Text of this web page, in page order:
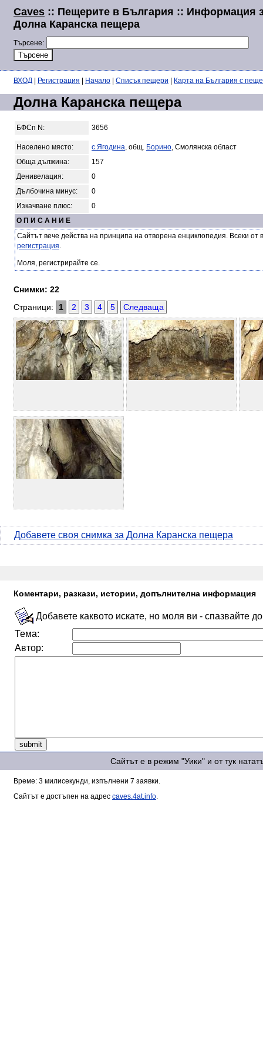
Caves :: Пещерите в България :: Информация
Долна Каранска пещера
Търсене:
ВХОД Регистрация Начало Списък пещери Карта на България с
Долна Каранска пещера
БФСп N: 3656
Населено място: с.Ягодина, общ. Борино, Смолянска област
Обща дължина:
157
Денивелация:
0
Дълбочина минус:
0
Изкачване плюс:
0
О П И С А Н И Е
Сайтът вече действа на принципа на отворена енциклопедия. Всеки
регистрация.
Моля, регистрирайте се.
Снимки: 22
Страници:
1 2 3 4 5 Следваща
Добавете своя снимка за Долна Каранска пещера
Коментари, разкази, истории, допълнителна информация
Добавете каквото искате, но моля ви - спазвайте
Тема:
Автор:
Сайтът е в режим "Уики" и от тук
Време: 3 милисекунди, изпълнени 7 заявки.
Сайтът е достъпен на адрес caves.4at.info.